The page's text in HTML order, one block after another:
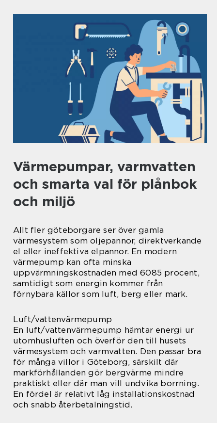
Värmepumpar, varmvatten
och smarta val för plånbok
och miljö
Allt fler göteborgare ser över gamla
värmesystem som oljepannor, direktverkande
el eller ineffektiva elpannor. En modern
värmepump kan ofta minska
uppvärmningskostnaden med 6085 procent,
samtidigt som energin kommer från
förnybara källor som luft, berg eller mark.
Luft/vattenvärmepump
En luft/vattenvärmepump hämtar energi ur
utomhusluften och överför den till husets
värmesystem och varmvatten. Den passar bra
för många villor i Göteborg, särskilt där
markförhållanden gör bergvärme mindre
praktiskt eller där man vill undvika borrning.
En fördel är relativt låg installationskostnad
och snabb återbetalningstid.